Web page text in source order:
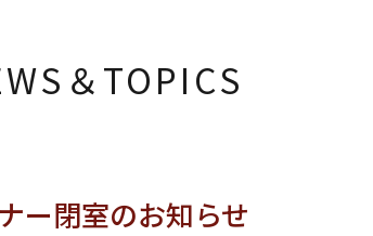
＆TOPICS
ー閉室のお知らせ